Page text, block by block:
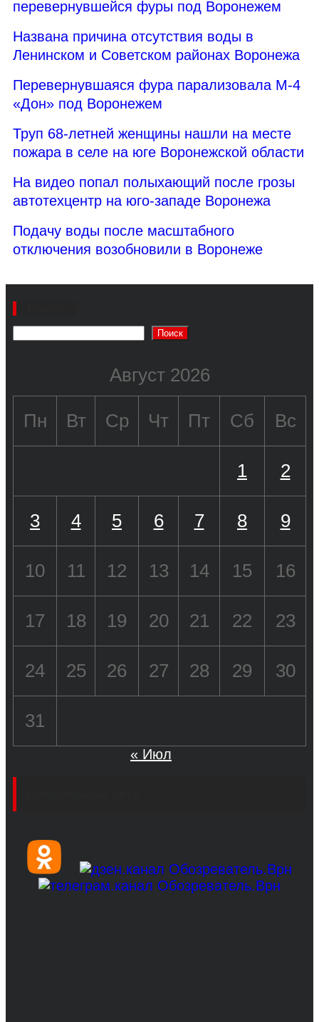
перевернувшейся фуры под Воронежем
Названа причина отсутствия воды в
Ленинском и Советском районах Воронежа
Перевернувшаяся фура парализовала М-4
«Дон» под Воронежем
Труп 68-летней женщины нашли на месте
пожара в селе на юге Воронежской области
На видео попал полыхающий после грозы
автотехцентр на юго-западе Воронежа
Подачу воды после масштабного
отключения возобновили в Воронеже
Поиск
Август 2026
Пн Вт Ср Чт Пт Сб Вс
1 2
3 4 5 6 7 8 9
10 11 12 13 14 15 16
17 18 19 20 21 22 23
24 25 26 27 28 29 30
31
« Июл